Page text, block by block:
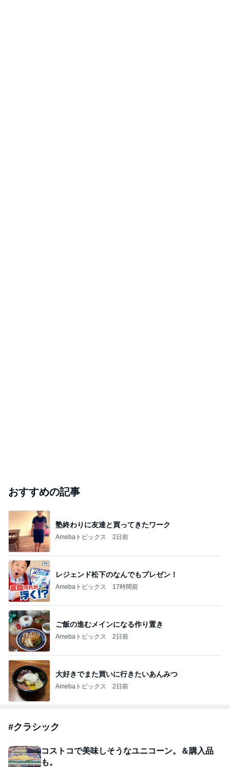
おすすめの記事
塾終わりに友達と買ってきたワーク
Amebaトピックス 2日前
レジェンド松下のなんでもプレゼン！
Amebaトピックス 17時間前
ご飯の進むメインになる作り置き
Amebaトピックス 2日前
大好きでまた買いに行きたいあんみつ
Amebaトピックス 2日前
#クラシック
コストコで美味しそうなユニコーン。＆購入品
も。